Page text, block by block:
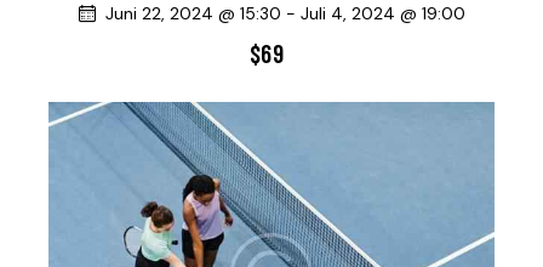
Juni 22, 2024 @ 15:30 - Juli 4, 2024 @ 19:00
$69